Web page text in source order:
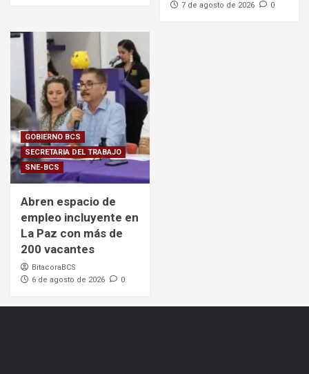
7 de agosto de 2026
0
GOBIERNO BCS
SECRETARIA DEL TRABAJO
SNE-BCS
Abren espacio de
empleo incluyente en
La Paz con más de
200 vacantes
BitacoraBCS
6 de agosto de 2026
0